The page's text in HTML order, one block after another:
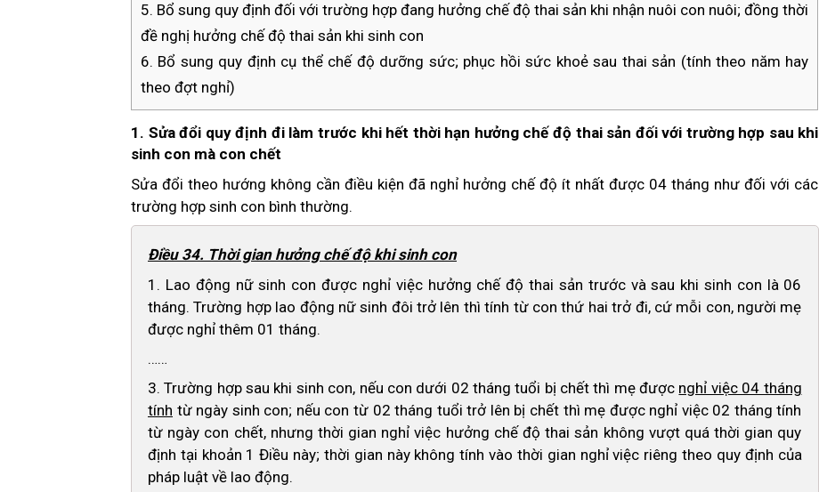
5. Bổ sung quy định đối với trường hợp đang hưởng chế độ thai sản khi nhận nuôi con nuôi; đồng thời
đề nghị hưởng chế độ thai sản khi sinh con
6. Bổ sung quy định cụ thể chế độ dưỡng sức; phục hồi sức khoẻ sau thai sản (tính theo năm hay
theo đợt nghỉ)
1. Sửa đổi quy định đi làm trước khi hết thời hạn hưởng chế độ thai sản đối với trường hợp sau khi
sinh con mà con chết
Sửa đổi theo hướng không cần điều kiện đã nghỉ hưởng chế độ ít nhất được 04 tháng như đối với các
trường hợp sinh con bình thường.
Điều 34. Thời gian hưởng chế độ khi sinh con
1. Lao động nữ sinh con được nghỉ việc hưởng chế độ thai sản trước và sau khi sinh con là 06
tháng. Trường hợp lao động nữ sinh đôi trở lên thì tính từ con thứ hai trở đi, cứ mỗi con, người mẹ
được nghỉ thêm 01 tháng.
……
3. Trường hợp sau khi sinh con, nếu con dưới 02 tháng tuổi bị chết thì mẹ được nghỉ việc 04 tháng
tính từ ngày sinh con; nếu con từ 02 tháng tuổi trở lên bị chết thì mẹ được nghỉ việc 02 tháng tính
từ ngày con chết, nhưng thời gian nghỉ việc hưởng chế độ thai sản không vượt quá thời gian quy
định tại khoản 1 Điều này; thời gian này không tính vào thời gian nghỉ việc riêng theo quy định của
pháp luật về lao động.